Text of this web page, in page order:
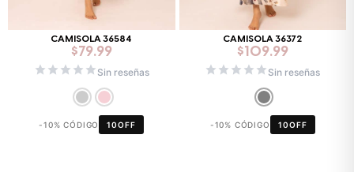
CAMISOLA 36584
$79.99
Sin reseñas
-10% CÓDIGO 10OFF
CAMISOLA 36372
$ 109.99
Sin reseñas
-10% CÓDIGO 10OFF